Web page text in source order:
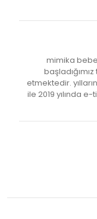
mimika bebe
etmektedir.
ile 2019 yılında